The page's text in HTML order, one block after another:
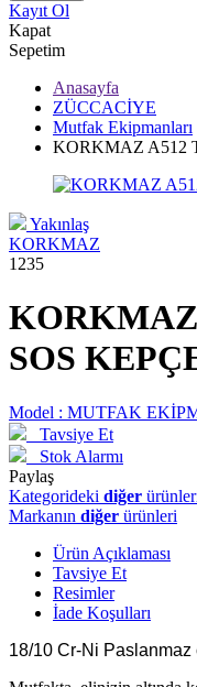
Kayıt Ol
Kapat
Sepetim
Anasayfa
ZÜCCACİYE
Mutfak Ekipmanları
KORKMAZ A512
Yakınlaş
KORKMAZ
1235
SOS
Model : MUTFAK
Tavsiye Et
Stok Alarmı
Paylaş
Kategorideki diğer
Markanın diğer ürünleri
Ürün Açıklaması
Tavsiye Et
Resimler
İade Koşulları
18/10 Cr-Ni Paslanmaz